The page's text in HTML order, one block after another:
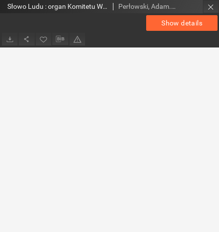
Show details
Słowo Ludu : organ Komitetu Wojewódzkiego Polskiej Zjednoczonej Partii Robotniczej, 1983, R.XXXV, nr 82 Perłowski, Adam. Red.